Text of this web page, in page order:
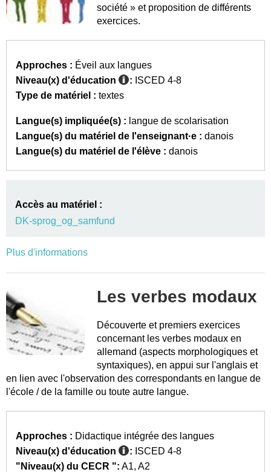
société » et proposition de différents
exercices.
Approches : Éveil aux langues
Niveau(x) d'éducation
: ISCED 4-8
Type de matériel : textes
Langue(s) impliquée(s) : langue de scolarisation
Langue(s) du matériel de l'enseignant·e : danois
Langue(s) du matériel de l'élève : danois
Accès au matériel :
DK-sprog_og_samfund
Plus d'informations
Les verbes modaux
Découverte et premiers exercices
concernant les verbes modaux en
allemand (aspects morphologiques et
syntaxiques), en appui sur l'anglais et
en lien avec l'observation des correspondants en langue de
l'école / de la famille ou toute autre langue.
Approches : Didactique intégrée des langues
Niveau(x) d'éducation
: ISCED 4-8
"Niveau(x) du CECR ": A1 A2